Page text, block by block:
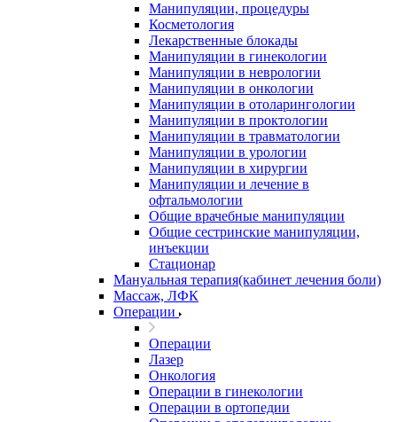
Манипуляции, процедуры
Косметология
Лекарственные блокады
Манипуляции в гинекологии
Манипуляции в неврологии
Манипуляции в онкологии
Манипуляции в отоларингологии
Манипуляции в проктологии
Манипуляции в травматологии
Манипуляции в урологии
Манипуляции в хирургии
Манипуляции и лечение в
офтальмологии
Общие врачебные манипуляции
Общие сестринские манипуляции,
инъекции
Стационар
Мануальная терапия(кабинет лечения боли)
Массаж, ЛФК
Операции
Операции
Лазер
Онкология
Операции в гинекологии
Операции в ортопедии